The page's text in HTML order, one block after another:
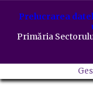
Prelucrarea
Primăria